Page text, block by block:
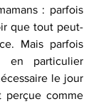
: parfois
que tout peut-
Mais parfois
en particulier
le jour
perçue comme